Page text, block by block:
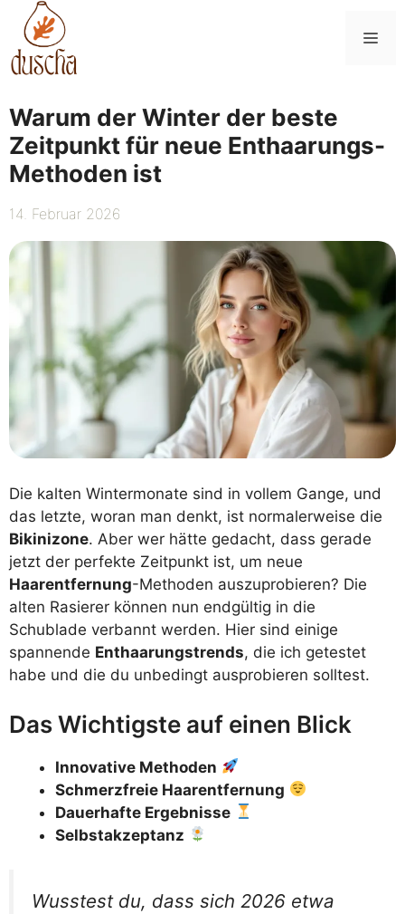
Zum
Inhalt
springen
Warum der Winter der beste
Zeitpunkt für neue Enthaarungs-
Methoden ist
14. Februar 2026
Die kalten Wintermonate sind in vollem Gange, und
das letzte, woran man denkt, ist normalerweise die
Bikinizone. Aber wer hätte gedacht, dass gerade
jetzt der perfekte Zeitpunkt ist, um neue
Haarentfernung-Methoden auszuprobieren? Die
alten Rasierer können nun endgültig in die
Schublade verbannt werden. Hier sind einige
spannende Enthaarungstrends, die ich getestet
habe und die du unbedingt ausprobieren solltest.
Das Wichtigste auf einen Blick
Innovative Methoden
Schmerzfreie Haarentfernung
Dauerhafte Ergebnisse
Selbstakzeptanz
Wusstest du, dass sich 2026 etwa